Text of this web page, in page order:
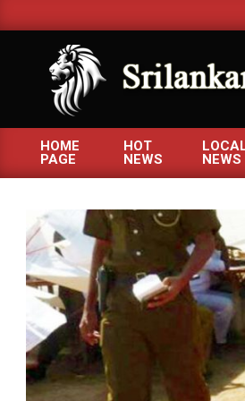
to
HOME
PAGE
HOT
NEWS
NEWS